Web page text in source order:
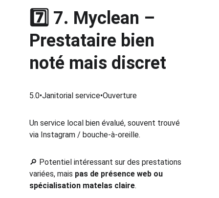
7️⃣ 7. Myclean –
Prestataire bien
noté mais discret
5.0•Janitorial service•Ouverture
Un service local bien évalué, souvent trouvé
via Instagram / bouche‑à‑oreille.
🔎 Potentiel intéressant sur des prestations
variées, mais pas de présence web ou
spécialisation matelas claire.